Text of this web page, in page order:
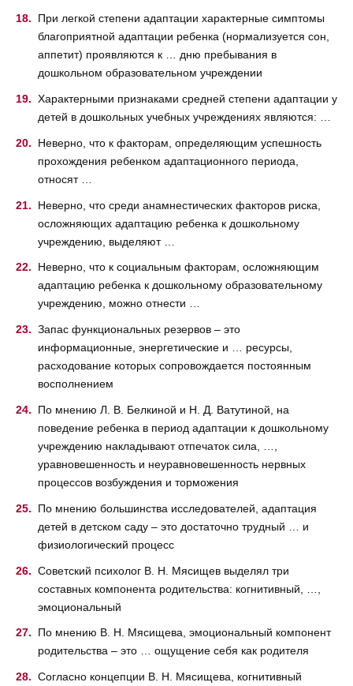
При легкой степени адаптации характерные симптомы
благоприятной адаптации ребенка (нормализуется сон,
аппетит) проявляются к … дню пребывания в
дошкольном образовательном учреждении
Характерными признаками средней степени адаптации у
детей в дошкольных учебных учреждениях являются: …
Неверно, что к факторам, определяющим успешность
прохождения ребенком адаптационного периода,
относят …
Неверно, что среди анамнестических факторов риска,
осложняющих адаптацию ребенка к дошкольному
учреждению, выделяют …
Неверно, что к социальным факторам, осложняющим
адаптацию ребенка к дошкольному образовательному
учреждению, можно отнести …
Запас функциональных резервов – это
информационные, энергетические и … ресурсы,
расходование которых сопровождается постоянным
восполнением
По мнению Л. В. Белкиной и Н. Д. Ватутиной, на
поведение ребенка в период адаптации к дошкольному
учреждению накладывают отпечаток сила, …,
уравновешенность и неуравновешенность нервных
процессов возбуждения и торможения
По мнению большинства исследователей, адаптация
детей в детском саду – это достаточно трудный … и
физиологический процесс
Советский психолог В. Н. Мясищев выделял три
составных компонента родительства: когнитивный, …,
эмоциональный
По мнению В. Н. Мясищева, эмоциональный компонент
родительства – это … ощущение себя как родителя
Согласно концепции В. Н. Мясищева, когнитивный